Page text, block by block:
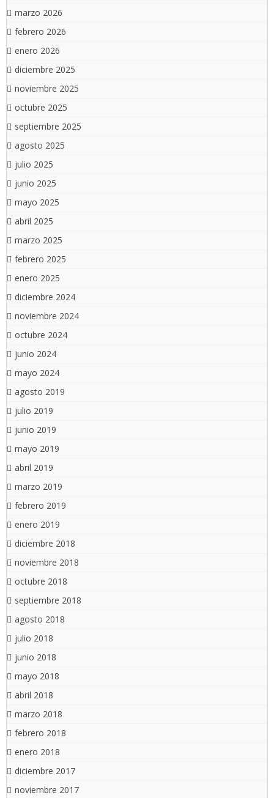
marzo 2026
febrero 2026
enero 2026
diciembre 2025
noviembre 2025
octubre 2025
septiembre 2025
agosto 2025
julio 2025
junio 2025
mayo 2025
abril 2025
marzo 2025
febrero 2025
enero 2025
diciembre 2024
noviembre 2024
octubre 2024
junio 2024
mayo 2024
agosto 2019
julio 2019
junio 2019
mayo 2019
abril 2019
marzo 2019
febrero 2019
enero 2019
diciembre 2018
noviembre 2018
octubre 2018
septiembre 2018
agosto 2018
julio 2018
junio 2018
mayo 2018
abril 2018
marzo 2018
febrero 2018
enero 2018
diciembre 2017
noviembre 2017